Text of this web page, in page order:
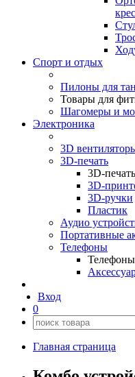
Спорт и отдых
Пилоны для
Товары для
Шагомеры и
Электроника
3D
3D-печать
3D-печать
3D-
3D-ручки
Пластик
Аудио
Портативные
Телефоны
Телефоны
Вход
0
Главная страница